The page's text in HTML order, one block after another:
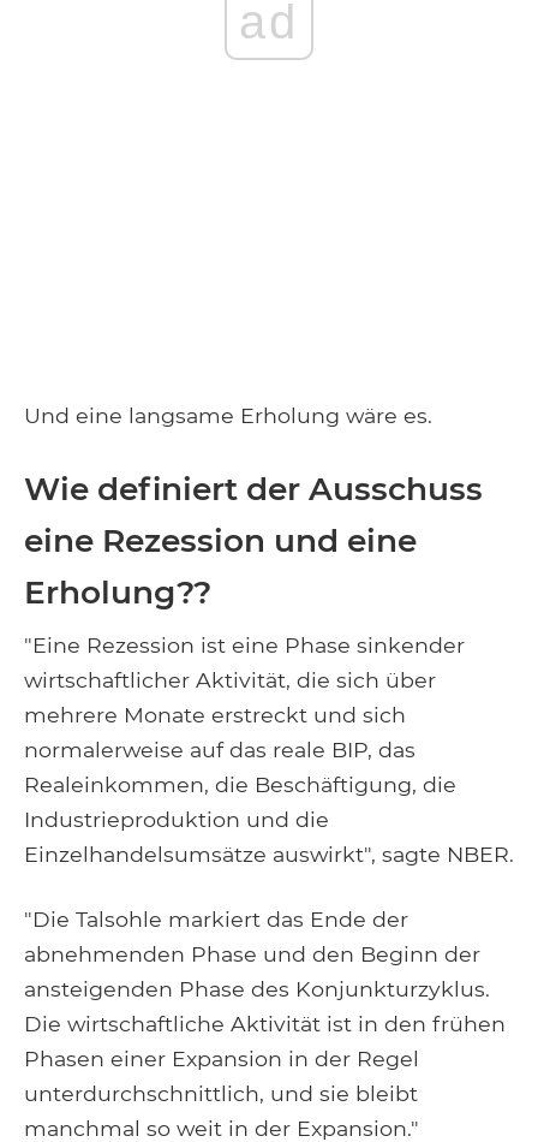
ad
Und eine langsame Erholung wäre es.
Wie definiert der Ausschuss
eine Rezession und eine
Erholung??
"Eine Rezession ist eine Phase sinkender
wirtschaftlicher Aktivität, die sich über
mehrere Monate erstreckt und sich
normalerweise auf das reale BIP, das
Realeinkommen, die Beschäftigung, die
Industrieproduktion und die
Einzelhandelsumsätze auswirkt", sagte NBER.
"Die Talsohle markiert das Ende der
abnehmenden Phase und den Beginn der
ansteigenden Phase des Konjunkturzyklus.
Die wirtschaftliche Aktivität ist in den frühen
Phasen einer Expansion in der Regel
unterdurchschnittlich, und sie bleibt
manchmal so weit in der Expansion."